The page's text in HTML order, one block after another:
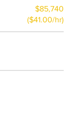
$85,740
($41.00/hr)